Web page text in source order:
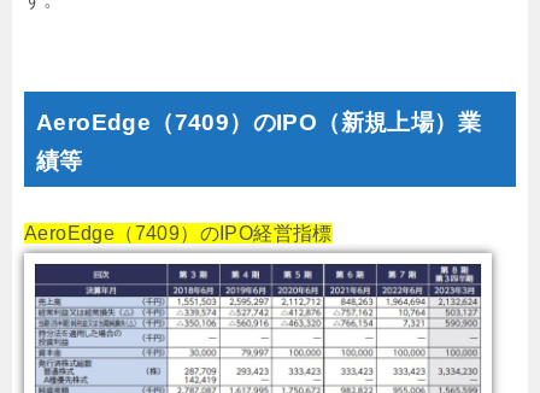
AeroEdge（7409）のIPO（新規上場）業
績等
AeroEdge（7409）のIPO経営指標